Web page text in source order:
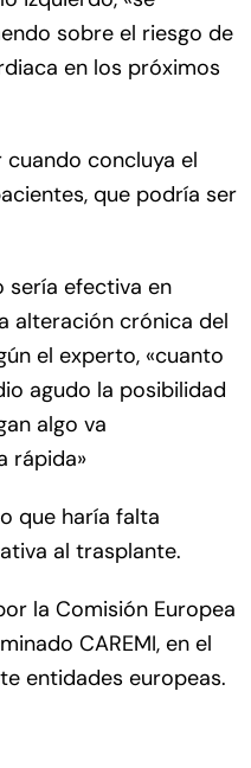
sobre el riesgo de
en los próximos
cuando concluya el
que podría ser
sería efectiva en
alteración crónica del
el experto, «cuanto
agudo la posibilidad
algo va
rápida»
que haría falta
al trasplante.
la Comisión Europea
CAREMI, en el
entidades europeas.